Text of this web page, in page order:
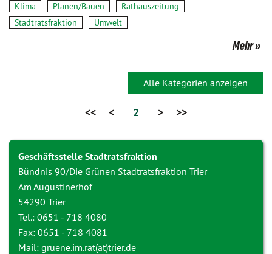
Klima Planen/Bauen
Rathauszeitung
Stadtratsfraktion
Umwelt
Mehr
Alle Kategorien anzeigen
<< < 2 > >>
Geschäftsstelle Stadtratsfraktion
Bündnis 90/Die Grünen Stadtratsfraktion Trier
Am Augustinerhof
54290 Trier
Tel.: 0651 - 718 4080
Fax: 0651 - 718 4081
Mail: gruene.im.rat(at)trier.de